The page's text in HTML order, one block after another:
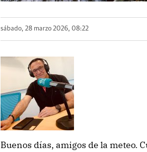
sábado, 28 marzo 2026, 08:22
Buenos días, amigos de la meteo.